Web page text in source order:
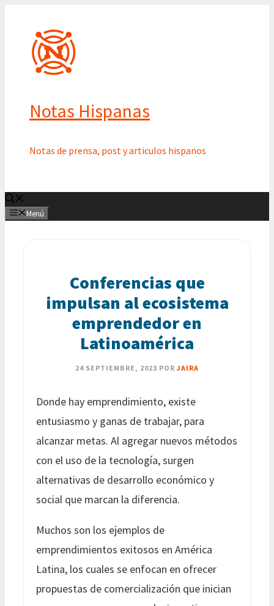
contenido
Notas Hispanas
Notas de prensa, post y articulos hispanos
Menú
Conferencias que
impulsan al ecosistema
emprendedor en
Latinoamérica
24 SEPTIEMBRE, 2023 POR JAIRA
Donde hay emprendimiento, existe
entusiasmo y ganas de trabajar, para
alcanzar metas. Al agregar nuevos métodos
con el uso de la tecnología, surgen
alternativas de desarrollo económico y
social que marcan la diferencia.
Muchos son los ejemplos de
emprendimientos exitosos en América
Latina, los cuales se enfocan en ofrecer
propuestas de comercialización que inician